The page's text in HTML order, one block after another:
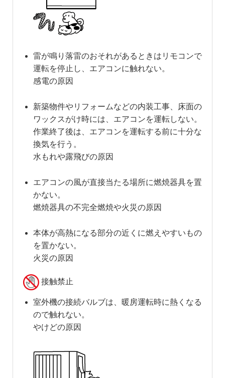
雷が鳴り落雷のおそれがあるときはリモコンで
運転を停止し、エアコンに触れない。
感電の原因
新築物件やリフォームなどの内装工事、床面の
ワックスがけ時には、エアコンを運転しない。
作業終了後は、エアコンを運転する前に十分な
換気を行う。
水もれや露飛びの原因
エアコンの風が直接当たる場所に燃焼器具を置
かない。
燃焼器具の不完全燃焼や火災の原因
本体が高熱になる部分の近くに燃えやすいもの
を置かない。
火災の原因
接触禁止
室外機の接続バルブは、暖房運転時に熱くなる
ので触れない。
やけどの原因